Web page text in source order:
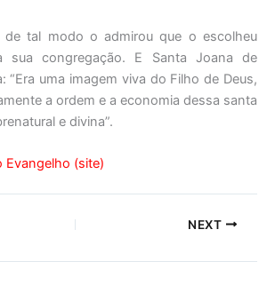
de tal modo o admirou que o escolheu
sua congregação. E Santa Joana de
“Era uma imagem viva do Filho de Deus,
a ordem e a economia dessa santa
e divina”.
Evangelho (site)
NEXT